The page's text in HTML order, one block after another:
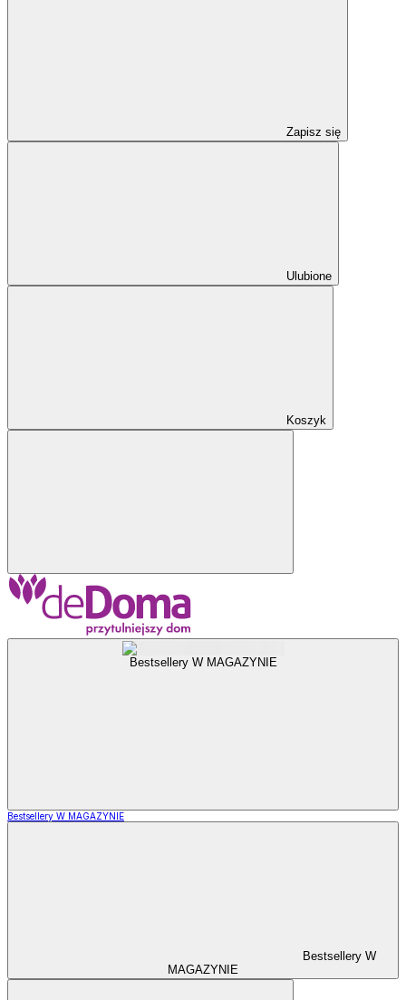
Zapisz się
Ulubione
Koszyk
Bestsellery W MAGAZYNIE
Bestsellery W MAGAZYNIE
Bestsellery W
MAGAZYNIE